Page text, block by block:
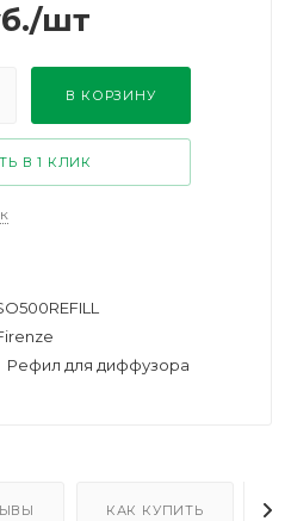
/шт
В КОРЗИНУ
В 1 КЛИК
Рефил для диффузора
КАК КУПИТЬ